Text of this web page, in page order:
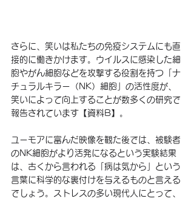
さらに、笑いは私たちの免疫システムにも直
接的に働きかけます。ウイルスに感染した細
胞やがん細胞などを攻撃する役割を持つ「ナ
チュラルキラー（NK）細胞」の活性度が、
笑いによって向上することが数多くの研究で
報告されています【資料B】。
ユーモアに富んだ映像を観た後では、被験者
のNK細胞がより活発になるという実験結果
は、古くから言われる「病は気から」という
言葉に科学的な裏付けを与えるものと言える
でしょう。ストレスの多い現代人にとって、